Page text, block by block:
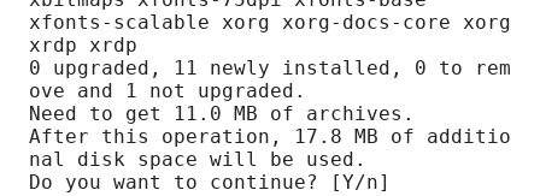
xfonts-scalable xorg xorg-docs-core xorg
xrdp xrdp
0 upgraded, 11 newly installed, 0 to rem
ove and 1 not upgraded.
Need to get 11.0 MB of archives.
After this operation, 17.8 MB of additio
nal disk space will be used.
Do you want to continue? [Y/n]